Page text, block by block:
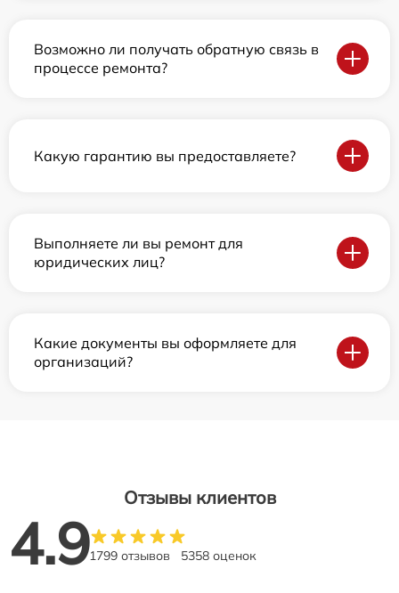
Возможно ли получать обратную связь в
процессе ремонта?
Какую гарантию вы предоставляете?
Выполняете ли вы ремонт для
юридических лиц?
Какие документы вы оформляете для
организаций?
Отзывы клиентов
4.91799 отзывов 5358 оценок